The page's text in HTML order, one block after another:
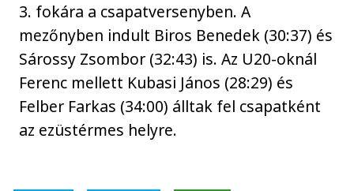
3. fokára a csapatversenyben. A
mezőnyben indult Biros Benedek (30:37) és
Sárossy Zsombor (32:43) is. Az U20-oknál
Ferenc mellett Kubasi János (28:29) és
Felber Farkas (34:00) álltak fel csapatként
az ezüstérmes helyre.